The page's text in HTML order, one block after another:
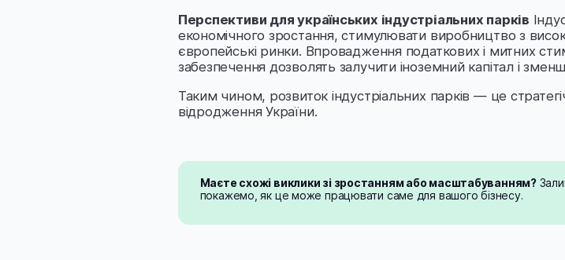
Перспективи для українських індустріальних парків
економічного зростання, стимулювати виробництво з
європейські ринки. Впровадження податкових і митних
забезпечення дозволять залучити іноземний капітал і
Таким чином, розвиток індустріальних парків — це
відродження України.
Маєте схожі виклики зі зростанням або масштабуванням?
покажемо, як це може працювати саме для вашого бізнесу.